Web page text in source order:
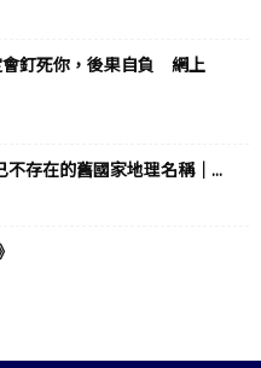
會釘死你，後果自負 網上
不存在的舊國家地理名稱｜...